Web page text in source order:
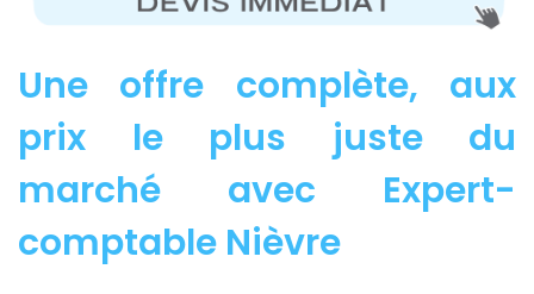
Une offre complète, aux
prix le plus juste du
marché avec Expert-
comptable Nièvre